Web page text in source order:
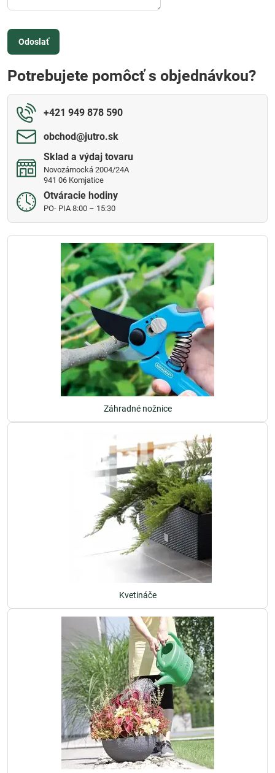
Odoslať
Potrebujete pomôcť s objednávkou?
+421 949 878 590
obchod​@jutro​.sk
Sklad a výdaj tovaru
Novozámocká 2004/24A
941 06 Komjatice
Otváracie hodiny
PO- PIA 8:00 – 15:30
Záhradné nožnice
Kvetináče